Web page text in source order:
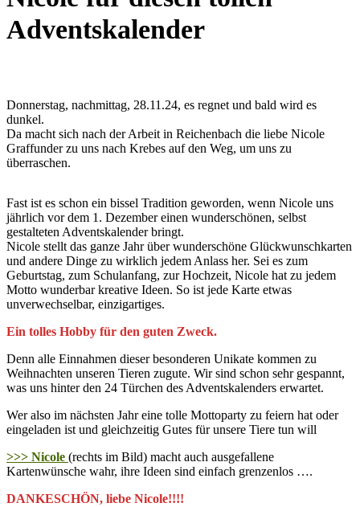
Adventskalender
Donnerstag, nachmittag, 28.11.24, es regnet und bald wird es
dunkel.
Da macht sich nach der Arbeit in Reichenbach die liebe Nicole
Graffunder zu uns nach Krebes auf den Weg, um uns zu
überraschen.
Fast ist es schon ein bissel Tradition geworden, wenn Nicole uns
jährlich vor dem 1. Dezember einen wunderschönen, selbst
gestalteten Adventskalender bringt.
Nicole stellt das ganze Jahr über wunderschöne Glückwunschkarten
und andere Dinge zu wirklich jedem Anlass her. Sei es zum
Geburtstag, zum Schulanfang, zur Hochzeit, Nicole hat zu jedem
Motto wunderbar kreative Ideen. So ist jede Karte etwas
unverwechselbar, einzigartiges.
Ein tolles Hobby für den guten Zweck.
Denn alle Einnahmen dieser besonderen Unikate kommen zu
Weihnachten unseren Tieren zugute. Wir sind schon sehr gespannt,
was uns hinter den 24 Türchen des Adventskalenders erwartet.
Wer also im nächsten Jahr eine tolle Mottoparty zu feiern hat oder
eingeladen ist und gleichzeitig Gutes für unsere Tiere tun will
>>> Nicole (rechts im Bild) macht auch ausgefallene
Kartenwünsche wahr, ihre Ideen sind einfach grenzenlos ….
DANKESCHÖN, liebe Nicole!!!!